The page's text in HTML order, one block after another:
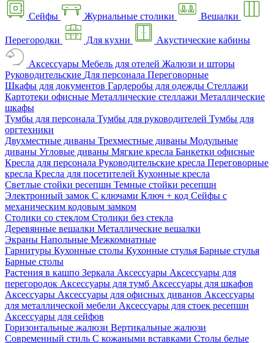
Сейфы Журнальные столики Вешалки
Перегородки Для кухни Акустические кабины
Аксессуары Мебель для отелей Жалюзи и шторы
Руководительские Для персонала Переговорные
Шкафы для документов Гардеробы для одежды Стеллажи
Картотеки офисные Металлические стеллажи Металлические
шкафы
Тумбы для персонала Тумбы для руководителей Тумбы для
оргтехники
Двухместные диваны Трехместные диваны Модульные
диваны Угловые диваны Мягкие кресла Банкетки офисные
Кресла для персонала Руководительские кресла Переговорные
кресла Кресла для посетителей Кухонные кресла
Светлые стойки ресепшн Темные стойки ресепшн
Электронный замок С ключами Ключ + код Сейфы с
механическим кодовым замком
Столики со стеклом Столики без стекла
Деревянные вешалки Металлические вешалки
Экраны Напольные Межкомнатные
Гарнитуры Кухонные столы Кухонные стулья Барные стулья
Барные столы
Растения в кашпо Зеркала Аксессуары Аксессуары для
перегородок Аксессуары для тумб Аксессуары для шкафов
Аксессуары Аксессуары для офисных диванов Аксессуары
для металлической мебели Аксессуары для стоек ресепшн
Аксессуары для сейфов
Горизонтальные жалюзи Вертикальные жалюзи
Современный стиль С кожаными вставками Столы белые